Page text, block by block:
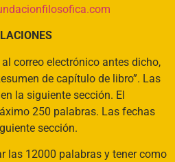
correo electrónico antes dicho,
de capítulo de libro”. Las
la siguiente sección. El
250 palabras. Las fechas
sección.
las 12000 palabras y tener como